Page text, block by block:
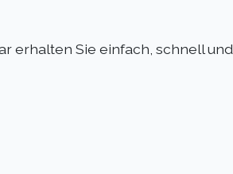
erhalten Sie einfach, schnell und